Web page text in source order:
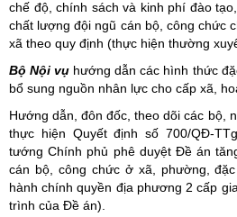
chế độ, chính sách và kinh phí đào
chất lượng đội ngũ cán bộ, công chức
xã theo quy định (thực hiện thường
Bộ Nội vụ hướng dẫn các hình thức
bổ sung nguồn nhân lực cho cấp xã,
Hướng dẫn, đôn đốc, theo dõi các bộ,
thực hiện Quyết định số 700/QĐ-
tướng Chính phủ phê duyệt Đề án
cán bộ, công chức ở xã, phường,
hành chính quyền địa phương 2 cấp
trình của Đề án).